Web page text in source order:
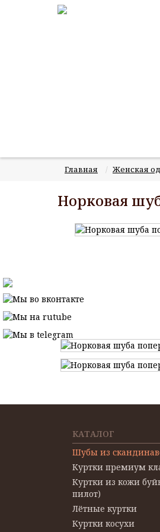
Главная Женская
Норковая
КАТАЛОГ
Шубы из
Куртки премиум
Куртки из кожи
пилот)
Лётные куртки
Куртки косухи